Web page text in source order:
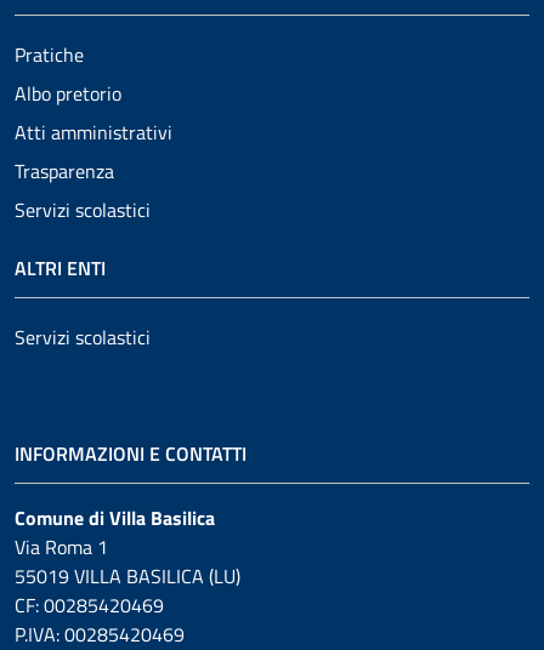
Pratiche
Albo pretorio
Atti amministrativi
Trasparenza
Servizi scolastici
ALTRI ENTI
Servizi scolastici
INFORMAZIONI E CONTATTI
Comune di Villa Basilica
Via Roma 1
55019 VILLA BASILICA (LU)
CF: 00285420469
P.IVA: 00285420469